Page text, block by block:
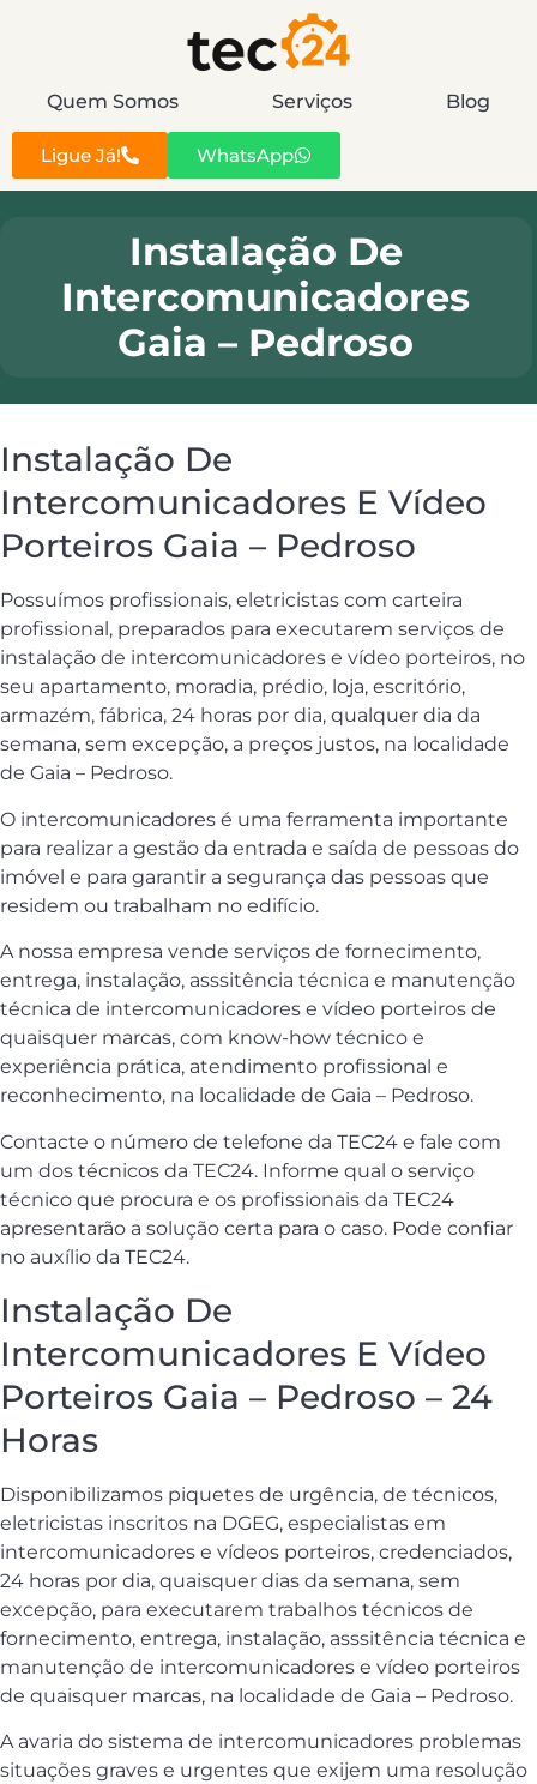
Quem Somos Serviços Blog
Ligue Já! WhatsApp
Instalação De
Intercomunicadores
Gaia – Pedroso
Instalação De
Intercomunicadores E Vídeo
Porteiros Gaia – Pedroso
Possuímos profissionais, eletricistas com carteira
profissional, preparados para executarem serviços de
instalação de intercomunicadores e vídeo porteiros, no
seu apartamento, moradia, prédio, loja, escritório,
armazém, fábrica, 24 horas por dia, qualquer dia da
semana, sem excepção, a preços justos, na localidade
de Gaia – Pedroso.
O intercomunicadores é uma ferramenta importante
para realizar a gestão da entrada e saída de pessoas do
imóvel e para garantir a segurança das pessoas que
residem ou trabalham no edifício.
A nossa empresa vende serviços de fornecimento,
entrega, instalação, asssitência técnica e manutenção
técnica de intercomunicadores e vídeo porteiros de
quaisquer marcas, com know-how técnico e
experiência prática, atendimento profissional e
reconhecimento, na localidade de Gaia – Pedroso.
Contacte o número de telefone da TEC24 e fale com
um dos técnicos da TEC24. Informe qual o serviço
técnico que procura e os profissionais da TEC24
apresentarão a solução certa para o caso. Pode confiar
no auxílio da TEC24.
Instalação De
Intercomunicadores E Vídeo
Porteiros Gaia – Pedroso – 24
Horas
Disponibilizamos piquetes de urgência, de técnicos,
eletricistas inscritos na DGEG, especialistas em
intercomunicadores e vídeos porteiros, credenciados,
24 horas por dia, quaisquer dias da semana, sem
excepção, para executarem trabalhos técnicos de
fornecimento, entrega, instalação, asssitência técnica e
manutenção de intercomunicadores e vídeo porteiros
de quaisquer marcas, na localidade de Gaia – Pedroso.
A avaria do sistema de intercomunicadores problemas
situações graves e urgentes que exijem uma resolução